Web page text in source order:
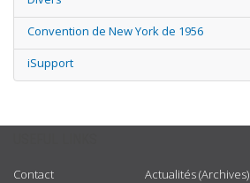
Convention de New York de 1956
iSupport
Contact
Actualités (Archives)